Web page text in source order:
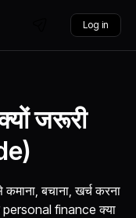
Log in
जरूरी
बचाना, खर्च करना
personal finance क्या